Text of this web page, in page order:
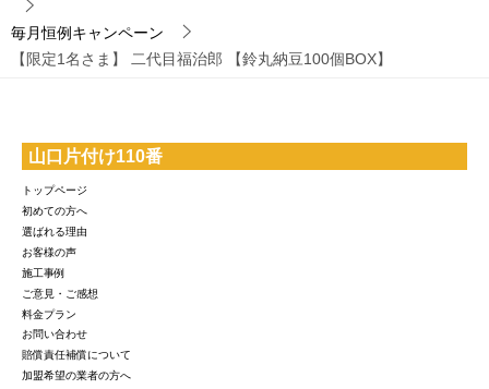
毎月恒例キャンペーン
【限定1名さま】 二代目福治郎 【鈴丸納豆100個BOX】
山口片付け110番
トップページ
初めての方へ
選ばれる理由
お客様の声
施工事例
ご意見・ご感想
料金プラン
お問い合わせ
賠償責任補償について
加盟希望の業者の方へ